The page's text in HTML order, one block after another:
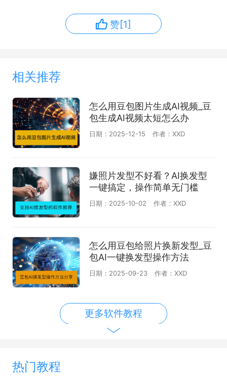
赞[1]
相关推荐
怎么用豆包图片生成AI视频_豆
包生成AI视频太短怎么办
日期：2025-12-15 作者：XXD
嫌照片发型不好看？AI换发型
一键搞定，操作简单无门槛
日期：2025-10-02 作者：XXD
怎么用豆包给照片换新发型_豆
包AI一键换发型操作方法
日期：2025-09-23 作者：XXD
更多软件教程
热门教程